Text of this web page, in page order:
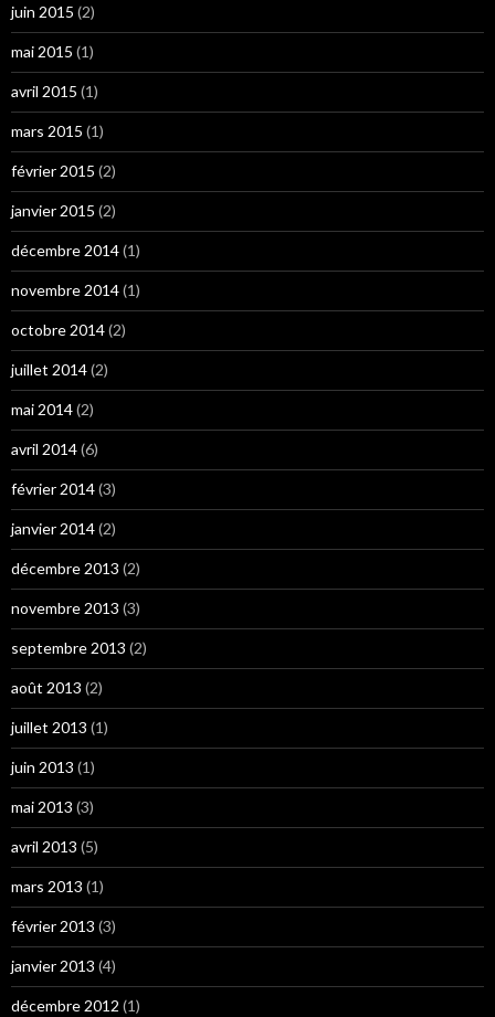
juin 2015 (2)
mai 2015 (1)
avril 2015 (1)
mars 2015 (1)
février 2015 (2)
janvier 2015 (2)
décembre 2014(1)
novembre 2014(1)
octobre 2014(2)
juillet 2014(2)
mai 2014(2)
avril 2014(6)
février 2014(3)
janvier 2014(2)
décembre 2013 (2)
novembre 2013 (3)
septembre 2013 (2)
août 2013 (2)
juillet 2013 (1)
juin 2013 (1)
mai 2013 (3)
avril 2013 (5)
mars 2013 (1)
février 2013 (3)
janvier 2013 (4)
décembre 2012 (1)